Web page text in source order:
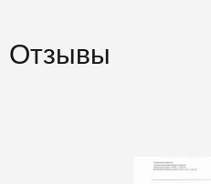
Отзывы